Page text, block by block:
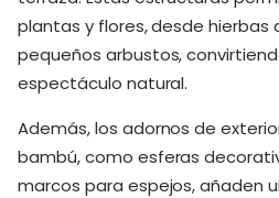
plantas y flores, desde
pequeños arbustos,
espectáculo natural.
Además, los adornos de
bambú, como esferas
marcos para espejos, añaden